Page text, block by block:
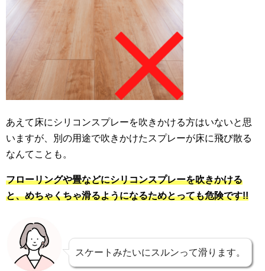
あえて床にシリコンスプレーを吹きかける方はいないと思
いますが、別の用途で吹きかけたスプレーが床に飛び散る
なんてことも。
フローリングや畳などにシリコンスプレーを吹きかける
と、めちゃくちゃ滑るようになるためとっても危険です!!
スケートみたいにスルンって滑ります。